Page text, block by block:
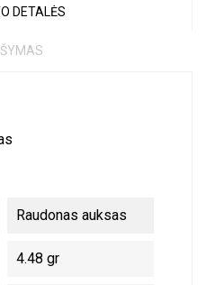
DETALĖS
Raudonas auksas
4.48 gr